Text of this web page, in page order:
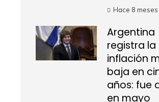
Hace 8 meses
Argentina
registra la
inflación
baja en
años: fue
en mayo